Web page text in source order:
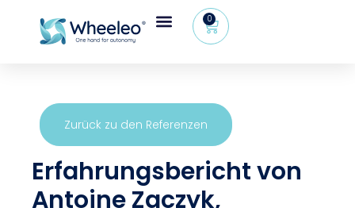
0
Zurück zu den Referenzen
Erfahrungsbericht von
Antoine Zaczyk,